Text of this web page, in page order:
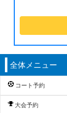
全体メニュー
コート予約
大会予約